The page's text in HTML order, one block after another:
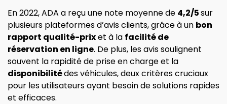
En 2022, ADA a reçu une note moyenne de 4,2/5sur
plusieurs plateformes d’avis clients, grâce à un bon
rapport qualité-prixet à la facilité de
réservation en ligne. De plus, les avis soulignent
souvent la rapidité de prise en charge et la
disponibilitédes véhicules, deux critères cruciaux
pour les utilisateurs ayant besoin de solutions rapides
et efficaces.